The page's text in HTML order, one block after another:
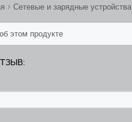
› Сетевые и зарядные устройства
этом продукте